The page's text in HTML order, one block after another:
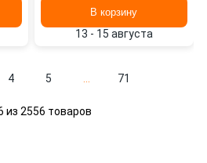
зеленый/ KC-SLK-
ST.E60/E90-GRN SNOOGY
В корзину
13 - 15 августа
4 5 71
из 2556 товаров